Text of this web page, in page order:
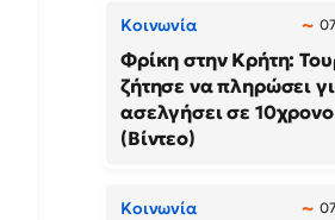
Κοινωνία
Φρίκη στην Κρήτη:
ζήτησε να πληρώσει
ασελγήσει σε 10χρονο
(Βίντεο)
Κοινωνία